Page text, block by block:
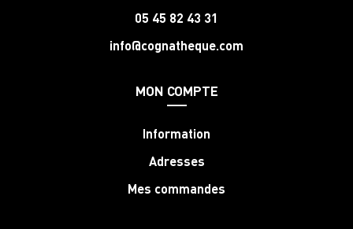
05 45 82 43 31
info@cognatheque.com
MON COMPTE
Information
Adresses
Mes commandes